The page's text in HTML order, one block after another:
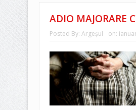
ADIO MAJORARE
Posted By: Argeşul on: